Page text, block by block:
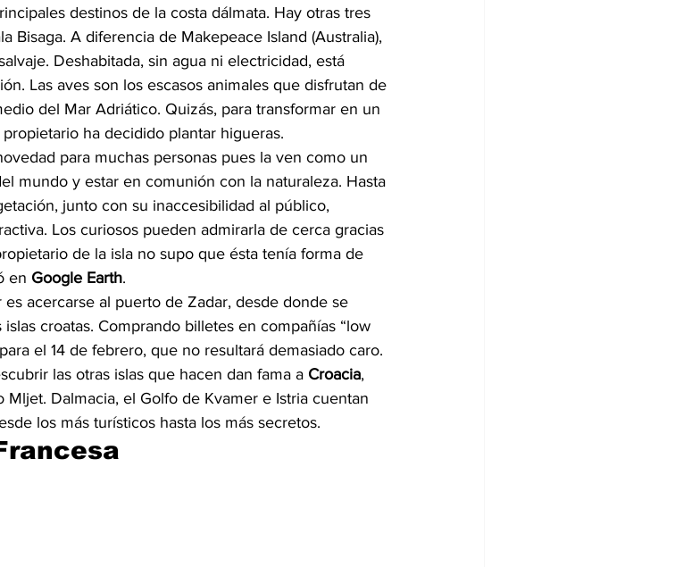
destinos de la costa dálmata. Hay otras tres
Bisaga. A diferencia de Makepeace Island (Australia),
Deshabitada, sin agua ni electricidad, está
Las aves son los escasos animales que disfrutan de
del Mar Adriático. Quizás, para transformar en un
ha decidido plantar higueras.
para muchas personas pues la ven como un
mundo y estar en comunión con la naturaleza. Hasta
junto con su inaccesibilidad al público,
Los curiosos pueden admirarla de cerca gracias
de la isla no supo que ésta tenía forma de
en Google Earth.
acercarse al puerto de Zadar, desde donde se
croatas. Comprando billetes en compañías “low
el 14 de febrero, que no resultará demasiado caro.
las otras islas que hacen dan fama a Croacia,
Dalmacia, el Golfo de Kvamer e Istria cuentan
los más turísticos hasta los más secretos.